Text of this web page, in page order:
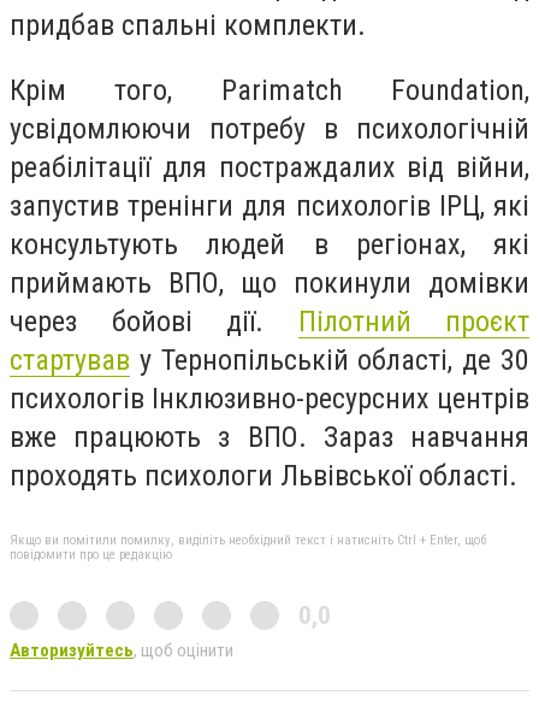
придбав спальні комплекти.
Крім того, Parimatch Foundation,
усвідомлюючи потребу в психологічній
реабілітації для постраждалих від війни,
запустив тренінги для психологів ІРЦ, які
консультують людей в регіонах, які
приймають ВПО, що покинули домівки
через бойові дії. Пілотний проєкт
стартував у Тернопільській області, де 30
психологів Інклюзивно-ресурсних центрів
вже працюють з ВПО. Зараз навчання
проходять психологи Львівської області.
Якщо ви помітили помилку, виділіть необхідний текст і натисніть Ctrl + Enter, щоб
повідомити про це редакцію
0,0
Авторизуйтесь, щоб оцінити